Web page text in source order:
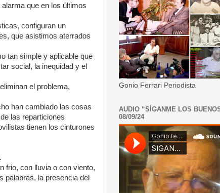
que en los últimos
configuran un
que asistimos aterrados
tan simple y aplicable que
social, la inequidad y el
el problema,
han cambiado las cosas
las reparticiones
tienen los cinturones
frio, con lluvia o con viento,
palabras, la presencia del
Gonio Ferrari Periodista
AUDIO “SÍGANME LOS
08/09/24